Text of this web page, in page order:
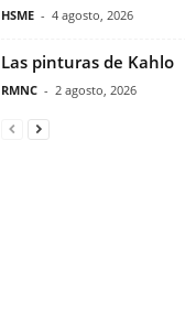
HSME - 4 agosto, 2026
Las pinturas de Kahlo
RMNC - 2 agosto, 2026